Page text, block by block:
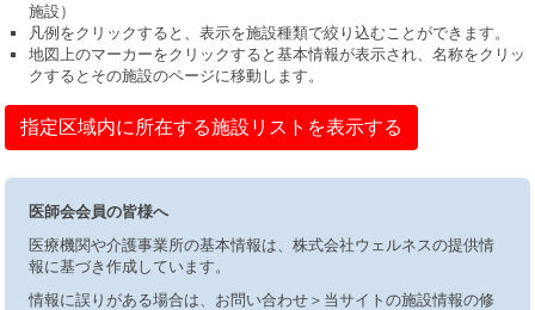
施設）
凡例をクリックすると、表示を施設種類で絞り込むことができます。
地図上のマーカーをクリックすると基本情報が表示され、名称をクリッ
クするとその施設のページに移動します。
指定区域内に所在する施設リストを表示する
医師会会員の皆様へ
医療機関や介護事業所の基本情報は、株式会社ウェルネスの提供情
報に基づき作成しています。
情報に誤りがある場合は、お問い合わせ＞当サイトの施設情報の修